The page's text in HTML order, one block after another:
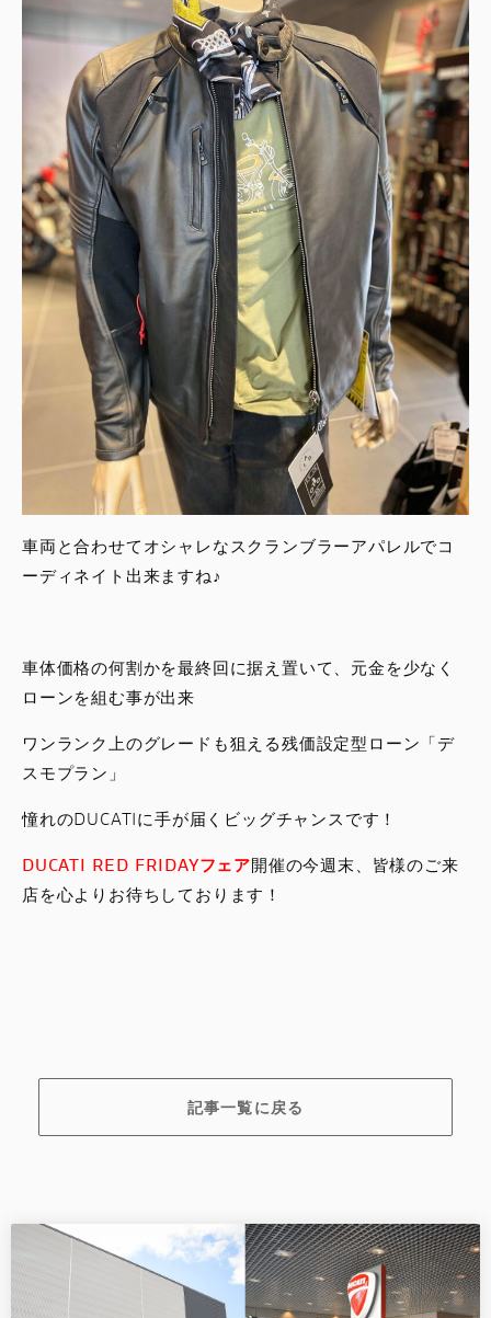
車両と合わせてオシャレなスクランブラーアパレルでコ
ーディネイト出来ますね♪
車体価格の何割かを最終回に据え置いて、元金を少なく
ローンを組む事が出来
ワンランク上のグレードも狙える残価設定型ローン「デ
スモプラン」
憧れのDUCATIに手が届くビッグチャンスです！
DUCATI RED FRIDAYフェア開催の今週末、皆様のご来
店を心よりお待ちしております！
記事一覧に戻る